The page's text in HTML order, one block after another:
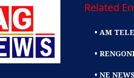
Related
• AM
•
• NE NEWS